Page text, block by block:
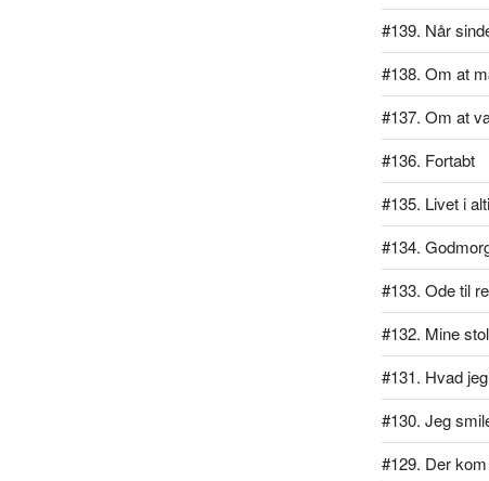
#139. Når
#138. Om at
#137. Om at
#136. Fortabt
#135. Livet i
#134.
#133. Ode til
#132. Mine
#131. Hvad
#130. Jeg
#129. Der